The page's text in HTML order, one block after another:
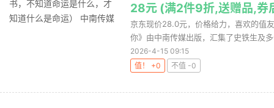
28元 (满2件9折,送赠品,
京东现价28.0元，价格给力，喜欢的值
你》由中南传媒出版，汇集了史铁生及
2026-4-15 09:15
值！ +0
不值 -0